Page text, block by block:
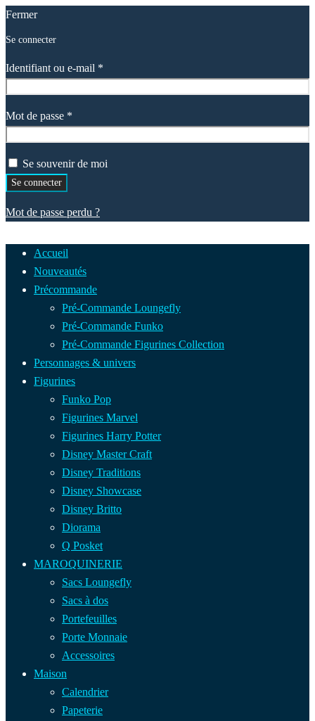
Fermer
Se connecter
Identifiant ou e-mail *
Mot de passe *
Se souvenir de moi
Se connecter
Mot de passe perdu ?
Accueil
Nouveautés
Précommande
Pré-Commande Loungefly
Pré-Commande Funko
Pré-Commande Figurines Collection
Personnages & univers
Figurines
Funko Pop
Figurines Marvel
Figurines Harry Potter
Disney Master Craft
Disney Traditions
Disney Showcase
Disney Britto
Diorama
Q Posket
MAROQUINERIE
Sacs Loungefly
Sacs à dos
Portefeuilles
Porte Monnaie
Accessoires
Maison
Calendrier
Papeterie